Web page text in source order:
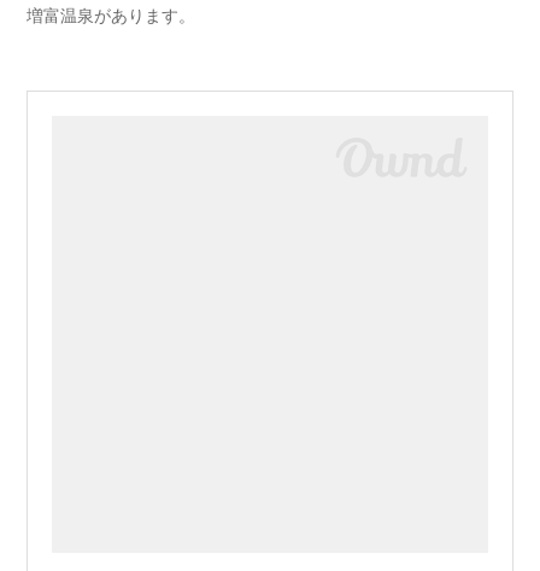
増富温泉があります。